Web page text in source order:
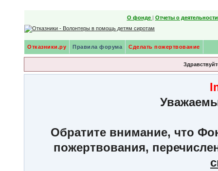
О фонде | Отчеты о
Отказники.ру Правила форума Сделать пожертвование
Обратите внимание, что
пожертвования,